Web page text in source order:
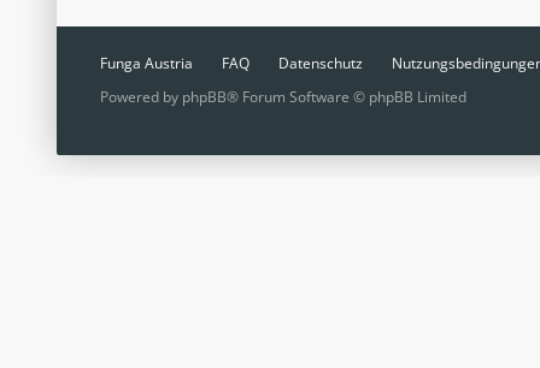
Funga Austria FAQ Datenschutz
Powered by phpBB® Forum Software © phpBB Limited